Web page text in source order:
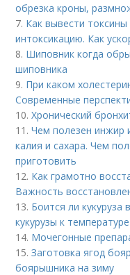
обрезка кроны,
7. Как вывести
интоксикацию. Как
8. Шиповник когда
шиповника
9. При каком
Современные
10.Хронический
11.Чем полезен инжир
калия и сахара. Чем
приготовить
12. Как грамотно
Важность
13. Боится ли кукуруза
кукурузы к температуре
14. Мочегонные
15.Заготовка ягод
боярышника на зиму